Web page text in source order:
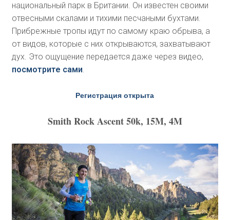
национальный парк в Британии. Он известен своими
отвесными скалами и тихими песчаными бухтами.
Прибрежные тропы идут по самому краю обрыва, а
от видов, которые с них открываются, захватывают
дух. Это ощущение передается даже через видео,
посмотрите сами.
Регистрация открыта
Smith Rock Ascent 50k, 15M, 4M